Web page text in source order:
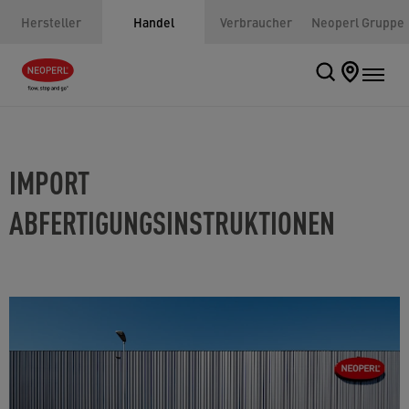
Hersteller Handel Verbraucher Neoperl Gruppe
IMPORT
ABFERTIGUNGSINSTRUKTIONEN